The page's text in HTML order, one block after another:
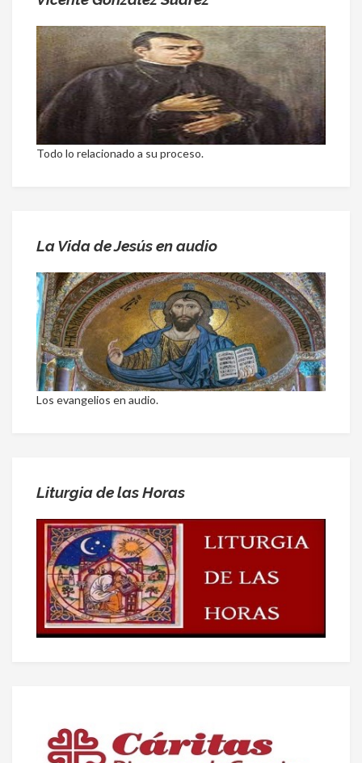
Todo lo relacionado a su proceso.
La Vida de Jesús en audio
Los evangelios en audio.
Liturgia de las Horas